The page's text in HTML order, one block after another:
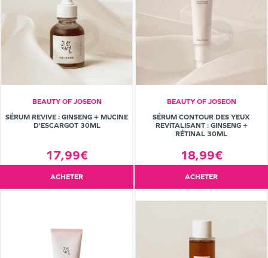
BEAUTY OF JOSEON
SÉRUM REVIVE : GINSENG + MUCINE
D'ESCARGOT 30ML
17,99€
ACHETER
BEAUTY OF JOSEON
SÉRUM CONTOUR DES YEUX
REVITALISANT : GINSENG +
RÉTINAL 30ML
18,99€
ACHETER